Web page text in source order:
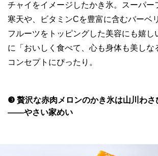
チャイをイメージしたかき氷。スーパー
寒天や、ビタミンCを豊富に含むバーベ
フルーツをトッピングした美容にも嬉し
に「おいしく食べて、心も身体も美しな
コンセプトにぴったり。
❸ 贅沢な赤肉メロンのかき氷は山川わさ
——やさい家めい